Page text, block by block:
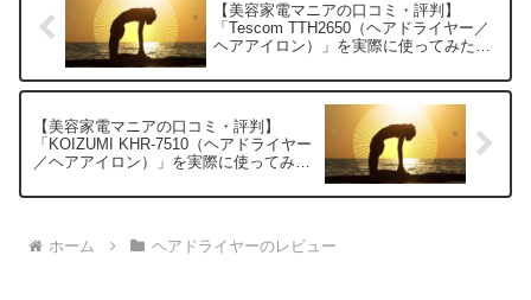
【美容家電マニアの口コミ・評判】
「Tescom TTH2650（ヘアドライヤー／
ヘアアイロン）」を実際に使ってみた正
【美容家電マニアの口コミ・評判】
「KOIZUMI KHR-7510（ヘアドライヤー
／ヘアアイロン）」を実際に使ってみた
ホーム ヘアドライヤーのレビュー